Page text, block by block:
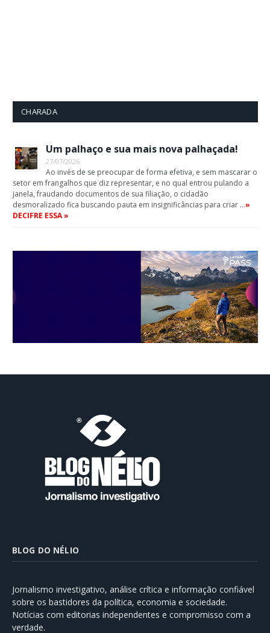
CHARADA
Um palhaço e sua mais nova palhaçada!
27/07/2026
Ao invés de se preocupar de forma efetiva, e sem mascarar o
setor em frangalhos que diz representar, e no qual entrou pulando a
janela, fraudando documentos de sua filiação, o cidadão
desmoralizado fica buscando pauta em insignificâncias para criar …»
DECIFRE ESSA »
BLOG DO NÉLIO
Jornalismo investigativo, análise crítica e informação confiável
sobre os bastidores da política, economia e sociedade.
Notícias com editorias independentes e compromisso com a
verdade.